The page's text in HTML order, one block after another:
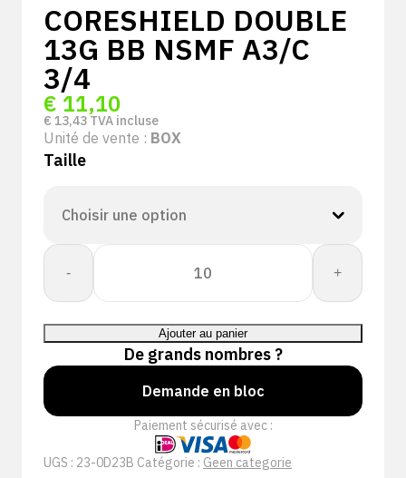
CORESHIELD DOUBLE
13G BB NSMF A3/C
3/4
€ 11,10
€ 13,43 TVA incluse
Unité de vente : BOX
Taille
-
quantité
CORESHIELD
DOUBLE
13G
BB
NSMF
A3/C
+
Ajouter au panier
De grands nombres ?
Demande en bloc
Paiement sécurisé avec :
UGS : 23-0D23B Catégorie : Geen categorie